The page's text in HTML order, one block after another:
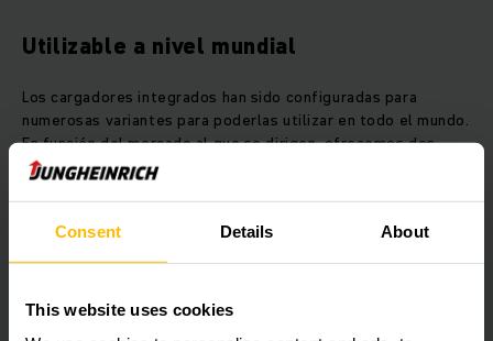
Consent Details About
This website uses cookies
Utilizable a nivel mundial
Los cargadores integrados han sido configuradas para
numerosas variantes para poderlas utilizar en todo el mundo.
En función del mercado al que se dirigen, ofrecemos dos
tipos de tensión en funcionamiento monofásico: 230 voltios
de variantes de clavijas a red. Los cargadores integrados se
conectan mediante la red interna de la carretilla, la llamada